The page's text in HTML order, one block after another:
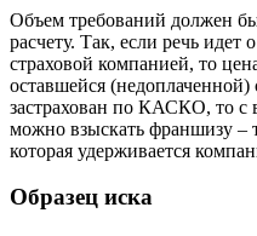
Объем требований должен
расчету. Так, если речь
страховой компанией, то
оставшейся
застрахован по КАСКО, то с
можно взыскать франшизу –
которая удерживается
Образец иска